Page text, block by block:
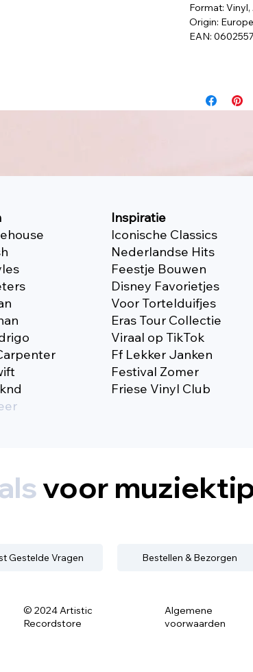
Format:
Origin: Europe
EAN:
Inspiratie
Iconische Classics
Nederlandse Hits
Feestje Bouwen
Disney Favorietjes
Voor Tortelduifjes
Eras Tour Collectie
Viraal op TikTok
Ff Lekker Janken
Festival Zomer
Friese Vinyl Club
voor
Gestelde Vragen Bestellen & Bezorgen
© 2024 Artistic
Recordstore
Algemene
voorwaarden